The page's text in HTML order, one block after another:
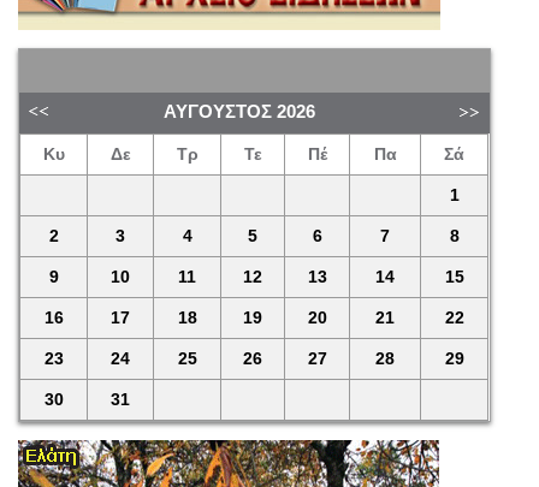
ΑΎΓΟΥΣΤΟΣ 2026
Κυ Δε Τρ Τε Πέ Πα Σά
1
2 3 4 5 6 7 8
9 10 11 12 13 14 15
16 17 18 19 20 21 22
23 24 25 26 27 28 29
30 31